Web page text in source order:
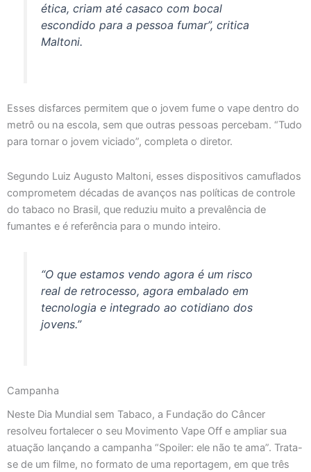
ética, criam até casaco com bocal
escondido para a pessoa fumar”, critica
Maltoni.
Esses disfarces permitem que o jovem fume o vape dentro do
metrô ou na escola, sem que outras pessoas percebam. “Tudo
para tornar o jovem viciado”, completa o diretor.
Segundo Luiz Augusto Maltoni, esses dispositivos camuflados
comprometem décadas de avanços nas políticas de controle
do tabaco no Brasil, que reduziu muito a prevalência de
fumantes e é referência para o mundo inteiro.
“O que estamos vendo agora é um risco
real de retrocesso, agora embalado em
tecnologia e integrado ao cotidiano dos
jovens.”
Campanha
Neste Dia Mundial sem Tabaco, a Fundação do Câncer
resolveu fortalecer o seu Movimento Vape Off e ampliar sua
atuação lançando a campanha “Spoiler: ele não te ama”. Trata-
se de um filme, no formato de uma reportagem, em que três